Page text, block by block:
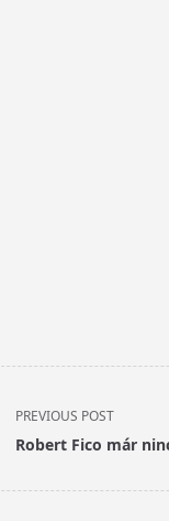
PREVIOUS POST
Robert Fico már